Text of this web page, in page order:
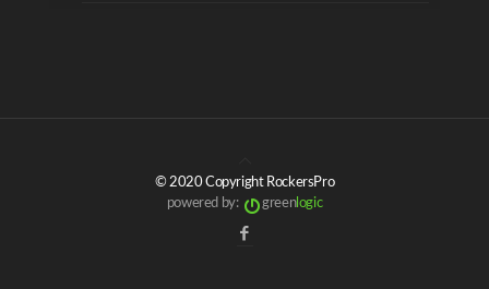
© 2020 Copyright RockersPro
powered by:
greenlogic